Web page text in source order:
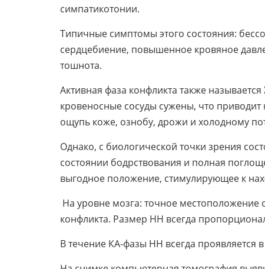
симпатикотонии.
Типичные симптомы этого состояния:
сердцебиение, повышенное кровяное
тошнота.
Активная фаза конфликта также
кровеносные сосуды сужены, что
ощупь коже, ознобу, дрожи и холодному
Однако, с биологической точки зрения
состоянии бодрствования и полная
выгодное положение, стимулирующее к
На уровне мозга: точное
конфликта. Размер НН всегда
В течение КА-фазы НН всегда проявляется